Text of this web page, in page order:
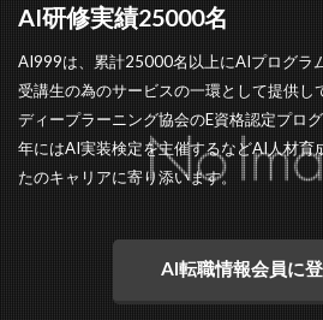
AI研修実績25000名
AI999は、累計25000名以上にAIプログラ
受講生の為のサービスの一環として提供
ディープラーニング協会のE資格認定プロ
年にはAI実装検定を主催するなどAI人材育
たのキャリアに寄り添います。
AI転職情報会員に